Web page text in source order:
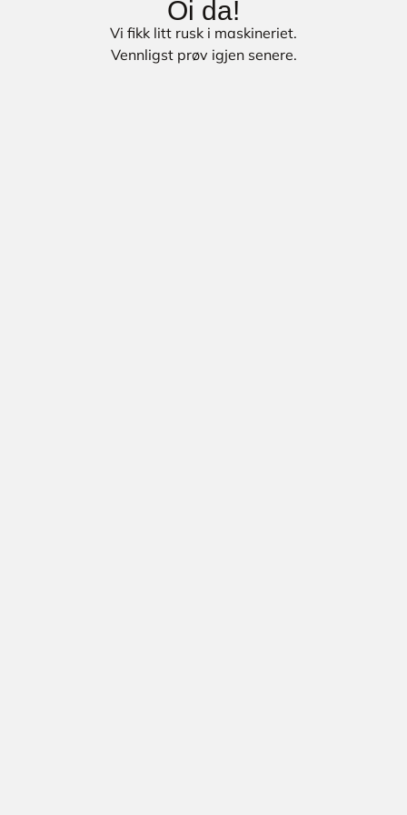
Oi da!
Vi fikk litt rusk i maskineriet.
Vennligst prøv igjen senere.